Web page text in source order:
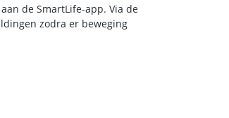
de SmartLife-app. Via de
zodra er beweging